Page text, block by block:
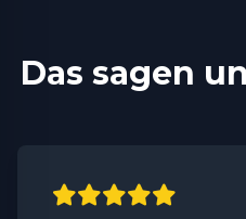
Das sagen